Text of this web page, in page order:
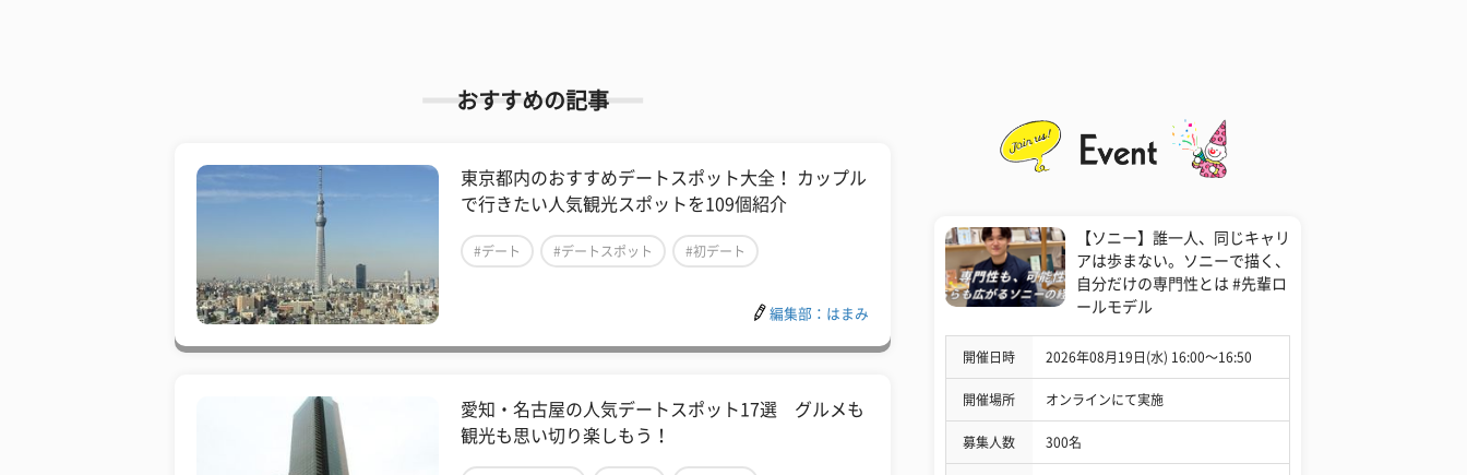
おすすめの記事
東京都内のおすすめデートスポット大全！ カップル
で行きたい人気観光スポットを109個紹介
#デート #デートスポット #初デート
編集部：はまみ
愛知・名古屋の人気デートスポット17選 グルメも
観光も思い切り楽しもう！
【ソニー】誰一人、同じキャリ
アは歩まない。ソニーで描く、
自分だけの専門性とは #先輩ロ
ールモデル
開催日時 2026年08月19日(水) 16:00〜16:50
開催場所 オンラインにて実施
募集人数 300名